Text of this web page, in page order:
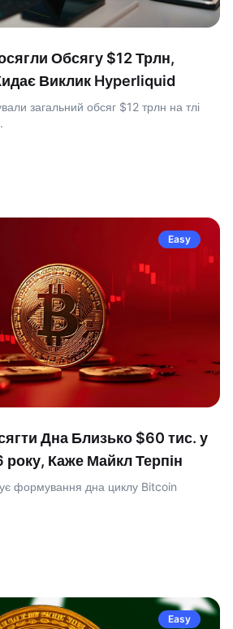
Обсягу $12 Трлн,
Виклик Hyperliquid
загальний обсяг $12 трлн на тлі
Easy
Дна Близько $60 тис. у
року, Каже Майкл Терпін
формування дна циклу Bitcoin
Easy